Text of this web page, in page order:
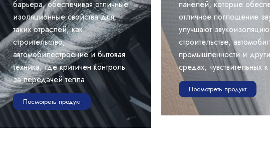
барьера, обеспечивая отличные
изоляционные свойства для
таких отраслей, как
строительство,
автомобилестроение и бытовая
техника, где критичен контроль
за передачей тепла.
Посмотреть продукт
панелей, которые
отличное поглощение
улучшают
строительстве,
промышленности и
средах, чувствительных
Посмотреть продукт